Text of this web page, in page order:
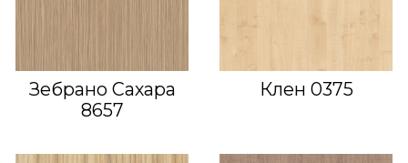
Зебрано Сахара
8657
Клен 0375